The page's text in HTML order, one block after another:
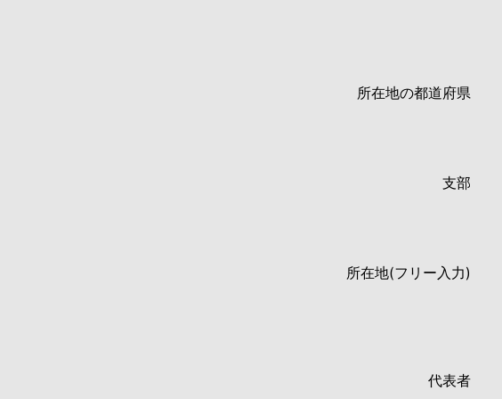
所在地の都道府県
支部
所在地(フリー入力)
代表者